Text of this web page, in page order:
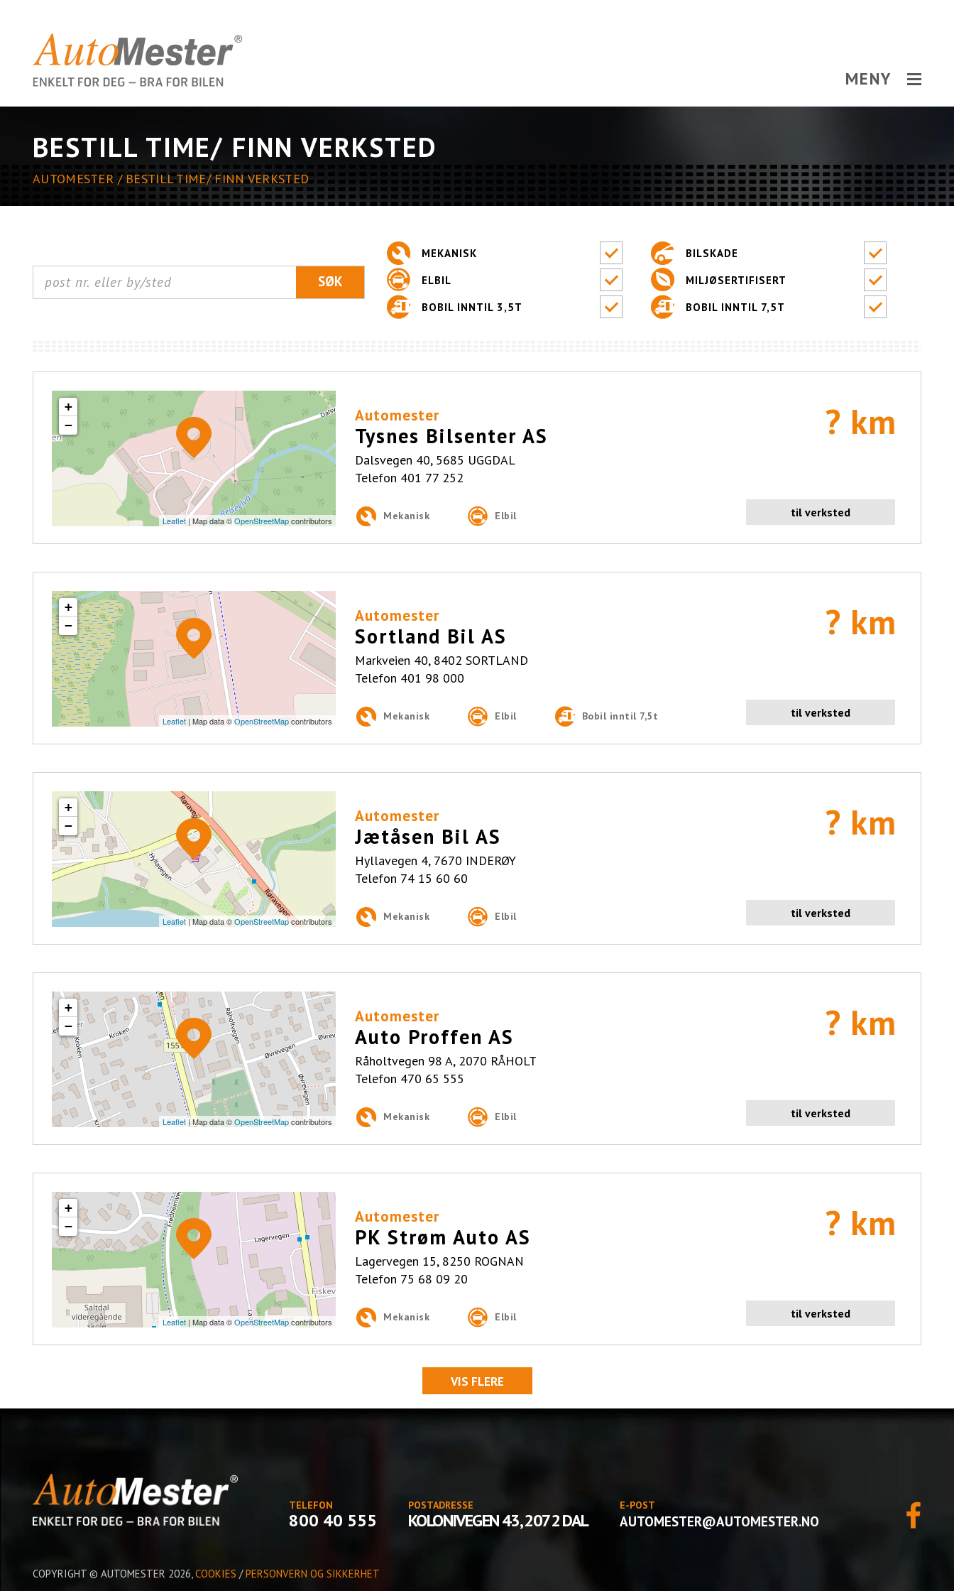
MENY
BESTILL TIME/ FINN VERKSTED
AUTOMESTER BESTILL TIME/ FINN VERKSTED
MEKANISK
BILSKADE
ELBIL
MILJØSERTIFISERT
BOBIL INNTIL 3,5T
BOBIL INNTIL 7,5T
+
−
Leaflet | Map data ©OpenStreetMapcontributors
? km
Automester
Tysnes Bilsenter AS
Dalsvegen 40, 5685 UGGDAL
Telefon 401 77 252
Mekanisk Elbil til verksted
+
−
Leaflet | Map data ©OpenStreetMapcontributors
? km
Automester
Sortland Bil AS
Markveien 40, 8402 SORTLAND
Telefon 401 98 000
Mekanisk Elbil Bobil inntil 7,5t til verksted
+
−
Leaflet| Map data ©OpenStreetMapcontributors
? km
Automester
Jætåsen Bil AS
Hyllavegen 4, 7670 INDERØY
Telefon 74 15 60 60
Mekanisk Elbil til verksted
+
−
Leaflet| Map data ©OpenStreetMapcontributors
? km
Automester
Auto Proffen AS
Råholtvegen 98 A, 2070 RÅHOLT
Telefon 470 65 555
Mekanisk Elbil til verksted
+
−
Leaflet | Map data ©OpenStreetMapcontributors
? km
Automester
PK Strøm Auto AS
Lagervegen 15, 8250 ROGNAN
Telefon 75 68 09 20
Mekanisk Elbil til verksted
VIS FLERE
TELEFON
800 40 555
POSTADRESSE
KOLONIVEGEN 43, 2072 DAL
E-POST
AUTOMESTER@AUTOMESTER.NO
COPYRIGHT © AUTOMESTER 2026,COOKIES /PERSONVERN OG SIKKERHET